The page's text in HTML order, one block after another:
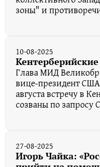
зоны" и
10-08-2025
Глава МИД
вице-президент
августа встречу в
созваны по запросу
27-08-2025
Игорь Чайка: